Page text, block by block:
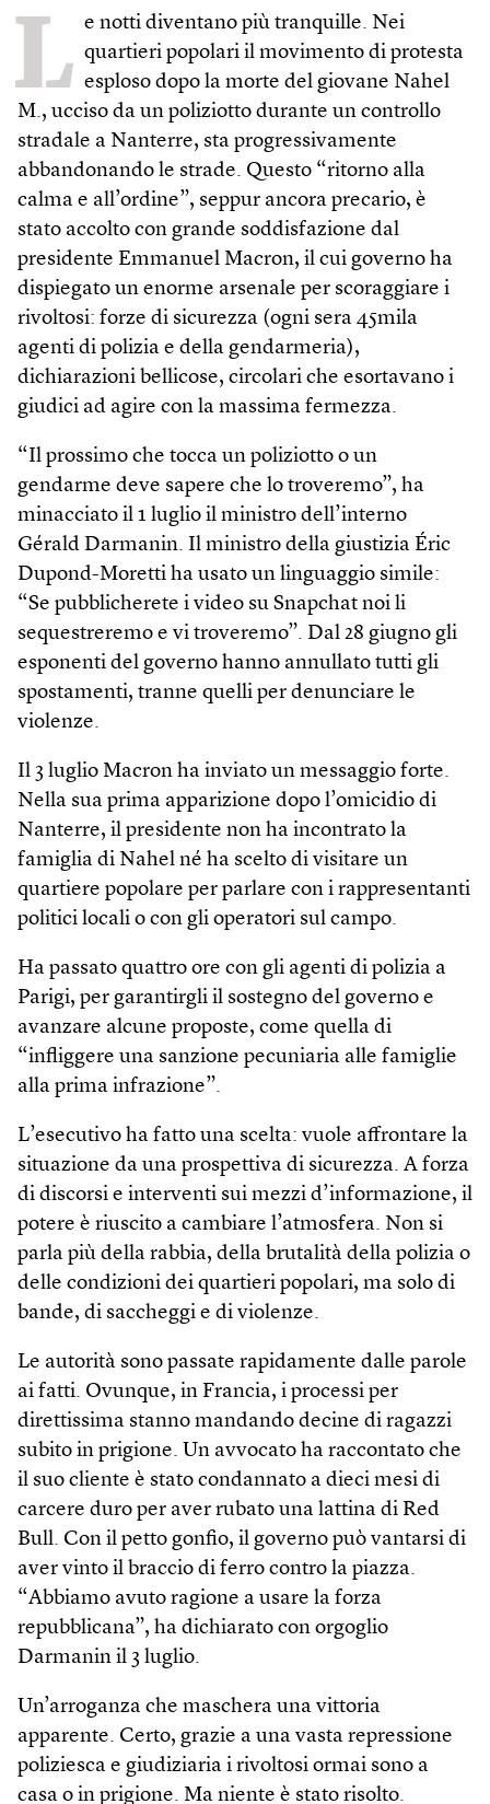
L e notti diventano più tranquille. Nei
quartieri popolari il movimento di protesta
esploso dopo la morte del giovane Nahel
M., ucciso da un poliziotto durante un controllo
stradale a Nanterre, sta progressivamente
abbandonando le strade. Questo “ritorno alla
calma e all’ordine”, seppur ancora precario, è
stato accolto con grande soddisfazione dal
presidente Emmanuel Macron, il cui governo ha
dispiegato un enorme arsenale per scoraggiare i
rivoltosi: forze di sicurezza (ogni sera 45mila
agenti di polizia e della gendarmeria),
dichiarazioni bellicose, circolari che esortavano i
giudici ad agire con la massima fermezza.
“Il prossimo che tocca un poliziotto o un
gendarme deve sapere che lo troveremo”, ha
minacciato il 1 luglio il ministro dell’interno
Gérald Darmanin. Il ministro della giustizia Éric
Dupond-Moretti ha usato un linguaggio simile:
“Se pubblicherete i video su Snapchat noi li
sequestreremo e vi troveremo”. Dal 28 giugno gli
esponenti del governo hanno annullato tutti gli
spostamenti, tranne quelli per denunciare le
violenze.
Il 3 luglio Macron ha inviato un messaggio forte.
Nella sua prima apparizione dopo l’omicidio di
Nanterre, il presidente non ha incontrato la
famiglia di Nahel né ha scelto di visitare un
quartiere popolare per parlare con i rappresentanti
politici locali o con gli operatori sul campo.
Ha passato quattro ore con gli agenti di polizia a
Parigi, per garantirgli il sostegno del governo e
avanzare alcune proposte, come quella di
“infliggere una sanzione pecuniaria alle famiglie
alla prima infra­zione”.
L’esecutivo ha fatto una scelta: vuole affrontare la
situazione da una prospettiva di sicurezza. A forza
di discorsi e interventi sui mezzi d’informazione, il
potere è riuscito a cambiare l’atmosfera. Non si
parla più della rabbia, della brutalità della polizia o
delle condizioni dei quartieri popolari, ma solo di
bande, di saccheggi e di violenze.
Le autorità sono passate rapidamente dalle parole
ai fatti. Ovunque, in Francia, i processi per
direttissima stanno mandando decine di ragazzi
subito in prigione. Un avvocato ha raccontato che
il suo cliente è stato condannato a dieci mesi di
carcere duro per aver rubato una lattina di Red
Bull. Con il petto gonfio, il governo può vantarsi di
aver vinto il braccio di ferro contro la piazza.
“Abbiamo avuto ragione a usare la forza
repubblicana”, ha dichiarato con orgoglio
Darmanin il 3 luglio.
Un’arroganza che maschera una vittoria
apparente. Certo, grazie a una vasta repressione
poliziesca e giudiziaria i rivoltosi ormai sono a
casa o in prigione. Ma niente è stato risolto.